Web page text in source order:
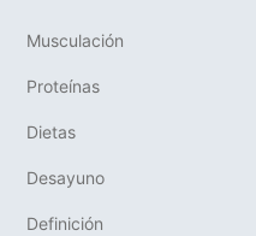
Musculación
Proteínas
Dietas
Desayuno
Definición